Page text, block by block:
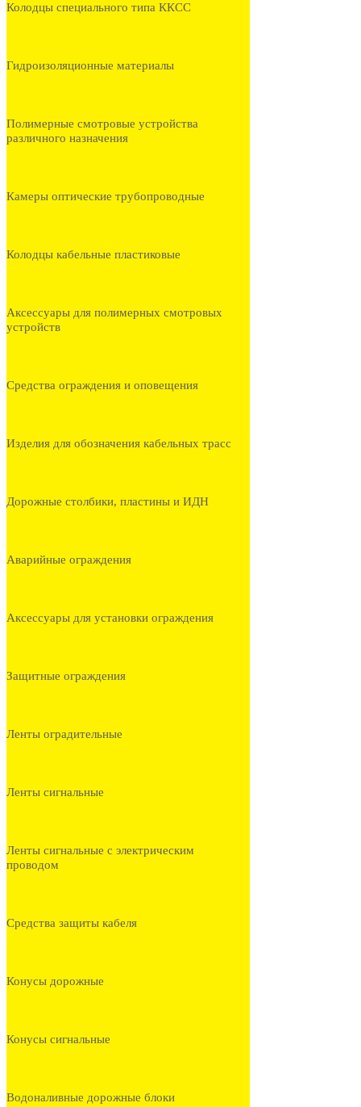
Колодцы специального типа ККСС
Гидроизоляционные материалы
Полимерные смотровые устройства
различного назначения
Камеры оптические трубопроводные
Колодцы кабельные пластиковые
Аксессуары для полимерных смотровых
устройств
Средства ограждения и оповещения
Изделия для обозначения кабельных трасс
Дорожные столбики, пластины и ИДН
Аварийные ограждения
Аксессуары для установки ограждения
Защитные ограждения
Ленты оградительные
Ленты сигнальные
Ленты сигнальные с электрическим
проводом
Средства защиты кабеля
Конусы дорожные
Конусы сигнальные
Водоналивные дорожные блоки